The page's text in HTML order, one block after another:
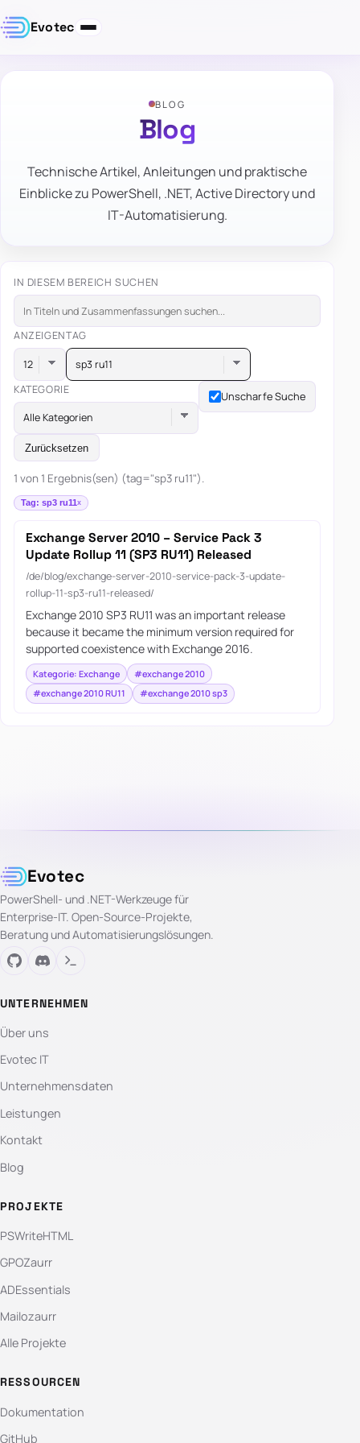
Evotec
BLOG
Blog
Technische Artikel, Anleitungen und praktische
Einblicke zu PowerShell, .NET, Active Directory und
IT-Automatisierung.
IN DIESEM BEREICH SUCHEN
ANZEIGENTAG
sp3 ru11
KATEGORIE
Alle Kategorien
Unscharfe Suche
Zurücksetzen
1 von 1 Ergebnis(sen) (tag="sp3 ru11").
Tag: sp3 ru11
Exchange Server 2010 – Service Pack 3
Update Rollup 11 (SP3 RU11) Released
/de/blog/exchange-server-2010-service-pack-3-update-
rollup-11-sp3-ru11-released/
Exchange 2010 SP3 RU11 was an important release
because it became the minimum version required for
supported coexistence with Exchange 2016.
Kategorie: Exchange
#exchange 2010
#exchange 2010 RU11
#exchange 2010 sp3
Evotec
PowerShell- und .NET-Werkzeuge für
Enterprise-IT. Open-Source-Projekte,
Beratung und Automatisierungslösungen.
UNTERNEHMEN
Über uns
Evotec IT
Unternehmensdaten
Leistungen
Kontakt
Blog
PROJEKTE
PSWriteHTML
GPOZaurr
ADEssentials
Mailozaurr
Alle Projekte
RESSOURCEN
Dokumentation
GitHub